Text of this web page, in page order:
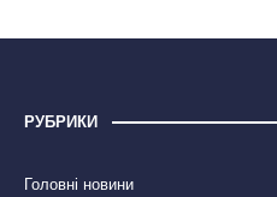
РУБРИКИ
Головні новини